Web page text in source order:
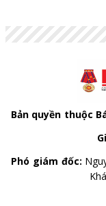
Bản quyền thuộc
Phó giám đốc: